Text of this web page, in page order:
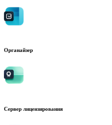
Органайзер
Сервер лицензирования